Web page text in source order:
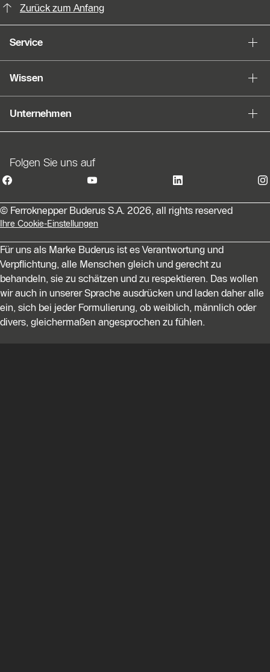
Zurück zum Anfang
Service
Wissen
Unternehmen
Folgen Sie uns auf
© Ferroknepper Buderus S.A. 2026, all rights reserved
Ihre Cookie-Einstellungen
Für uns als Marke Buderus ist es Verantwortung und
Verpflichtung, alle Menschen gleich und gerecht zu
behandeln, sie zu schätzen und zu respektieren. Das wollen
wir auch in unserer Sprache ausdrücken und laden daher alle
ein, sich bei jeder Formulierung, ob weiblich, männlich oder
divers, gleichermaßen angesprochen zu fühlen.